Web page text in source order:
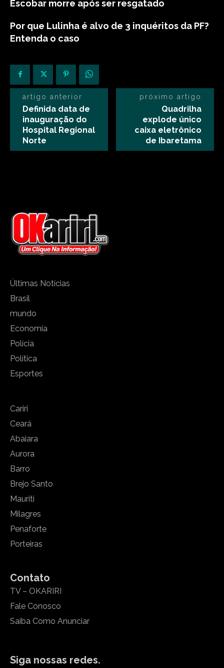
Escobar morre após ser resgatado
Por que Lulinha é alvo de 3 inquéritos da PF?
Entenda o caso
artigo anterior
Definida data de
inauguração do
Hospital Regional
Norte
próximo artigo
Quadrilha
explode único
caixa eletrônico
de Ibaretama
Últimas Notícias
Brasil
mundo
Economia
Polícia
Política
Esportes
Cariri
Ceará
Abaiara
Aurora
Barro
Brejo Santo
Mauriti
Milagres
Penaforte
Porteiras
Contato
TV – OKARIRI
Fale Conosco
Saiba Como Anunciar
Siga nossas redes.